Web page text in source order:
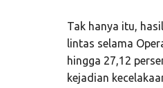
Tak hanya itu,
lintas selama
hingga 27,12
kejadian